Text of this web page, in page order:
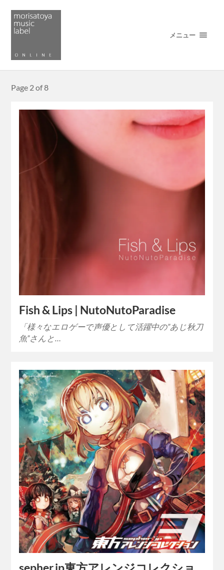
メニュー
Page 2 of 8
Fish & Lips | NutoNutoParadise
「様々なエロゲーで声優として活躍中の”あじ秋刀
魚”さんと…